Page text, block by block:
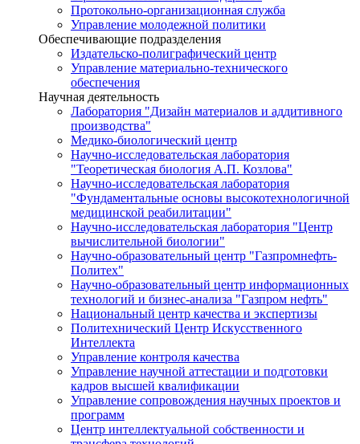
Протокольно-организационная служба
Управление молодежной политики
Обеспечивающие подразделения
Издательско-полиграфический центр
Управление материально-технического
обеспечения
Научная деятельность
Лаборатория "Дизайн материалов и аддитивного
производства"
Медико-биологический центр
Научно-исследовательская лаборатория
"Теоретическая биология А.П. Козлова"
Научно-исследовательская лаборатория
"Фундаментальные основы высокотехнологичной
медицинской реабилитации"
Научно-исследовательская лаборатория "Центр
вычислительной биологии"
Научно-образовательный центр "Газпромнефть-
Политех"
Научно-образовательный центр информационных
технологий и бизнес-анализа "Газпром нефть"
Национальный центр качества и экспертизы
Политехнический Центр Искусственного
Интеллекта
Управление контроля качества
Управление научной аттестации и подготовки
кадров высшей квалификации
Управление сопровождения научных проектов и
программ
Центр интеллектуальной собственности и